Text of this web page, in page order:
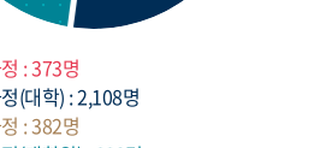
: 373명
(대학) : 2,108명
: 382명